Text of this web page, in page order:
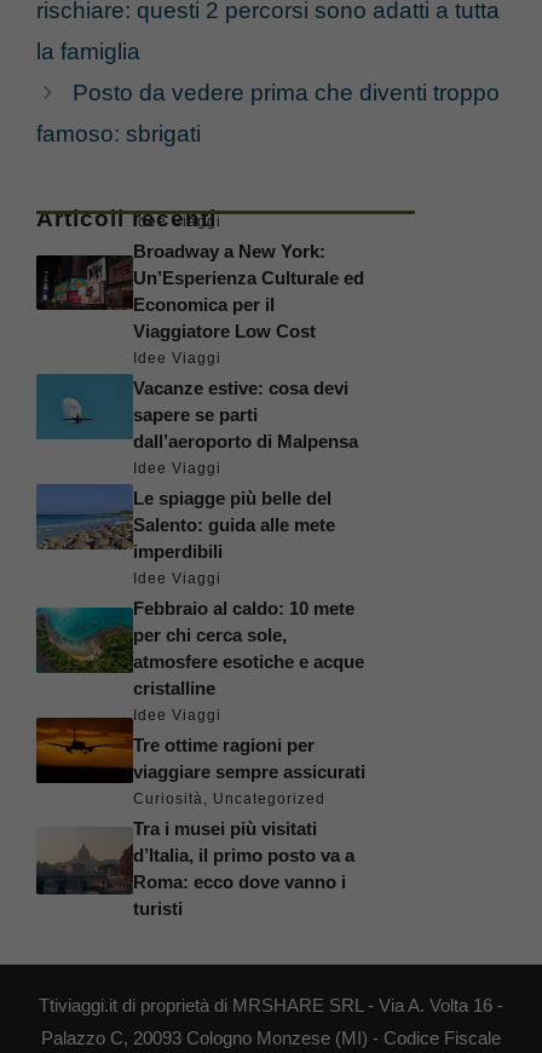
rischiare: questi 2 percorsi sono adatti a tutta
la famiglia
Posto da vedere prima che diventi troppo
famoso: sbrigati
Articoli recenti
Idee Viaggi
Broadway a New York:
Un’Esperienza Culturale ed
Economica per il
Viaggiatore Low Cost
Idee Viaggi
Vacanze estive: cosa devi
sapere se parti
dall’aeroporto di Malpensa
Idee Viaggi
Le spiagge più belle del
Salento: guida alle mete
imperdibili
Idee Viaggi
Febbraio al caldo: 10 mete
per chi cerca sole,
atmosfere esotiche e acque
cristalline
Idee Viaggi
Tre ottime ragioni per
viaggiare sempre assicurati
Curiosità, Uncategorized
Tra i musei più visitati
d’Italia, il primo posto va a
Roma: ecco dove vanno i
turisti
Ttiviaggi.it di proprietà di MRSHARE SRL - Via A. Volta 16 -
Palazzo C, 20093 Cologno Monzese (MI) - Codice Fiscale